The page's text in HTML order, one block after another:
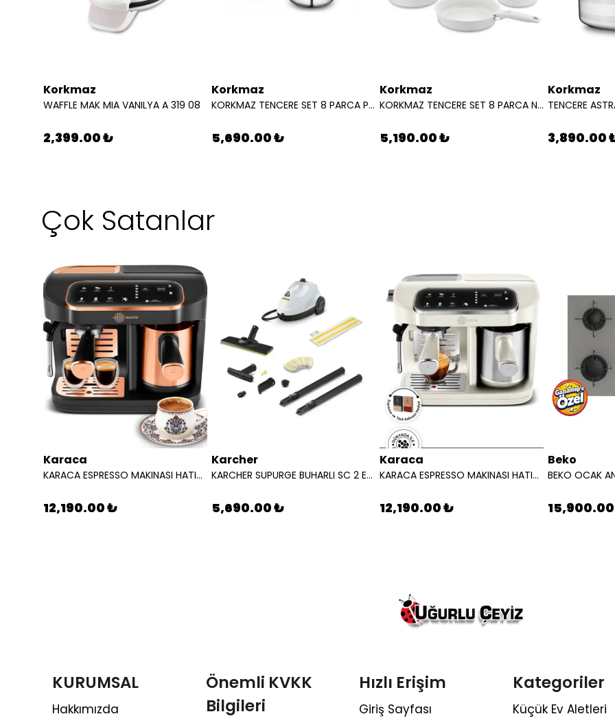
Korkmaz
WAFFLE MAK MIA VANILYA A 319 08
2,399.00 ₺
Korkmaz
KORKMAZ TENCERE SET 8 PARCA PERLA A 1606
5,690.00 ₺
Korkmaz
KORKMAZ TENCERE SET 8 PARCA NOVA PRATIKA BEJ A 2792 02
5,190.00 ₺
Korkmaz
TENCERE
3,890.00
Çok Satanlar
Karaca
KARACA ESPRESSO MAKINASI HATIR PERFETTO ESPRESSO T.K.M. COPPER 8683650465904
12,190.00 ₺
Karcher
KARCHER SUPURGE BUHARLI SC 2 EASYFIX EU BEYAZ 15126000
5,690.00 ₺
Karaca
KARACA ESPRESSO MAKINASI HATIR PERFETTO ESPRESSO T.K.M.STARLIGHT 8683650465911
12,190.00 ₺
Beko
KURUMSAL
Hakkımızda
Önemli KVKK
Bilgileri
Hızlı Erişim
Giriş Sayfası
Kategoriler
Küçük Ev Aletleri